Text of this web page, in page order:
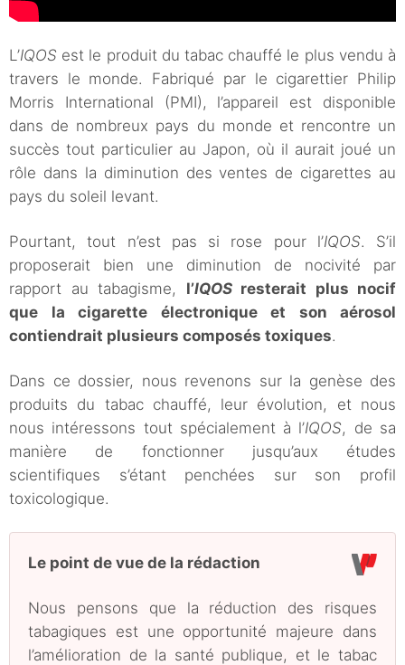
L’IQOS est le produit du tabac chauffé le plus vendu à
travers le monde. Fabriqué par le cigarettier Philip
Morris International (PMI), l’appareil est disponible
dans de nombreux pays du monde et rencontre un
succès tout particulier au Japon, où il aurait joué un
rôle dans la diminution des ventes de cigarettes au
pays du soleil levant.
Pourtant, tout n’est pas si rose pour l’IQOS. S’il
proposerait bien une diminution de nocivité par
rapport au tabagisme, l’IQOSresterait plus nocif
que la cigarette électronique et son aérosol
contiendrait plusieurs composés toxiques.
Dans ce dossier, nous revenons sur la genèse des
produits du tabac chauffé, leur évolution, et nous
nous intéressons tout spécialement à l’IQOS, de sa
manière de fonctionner jusqu’aux études
scientifiques s’étant penchées sur son profil
toxicologique.
Le point de vue de la rédaction
Nous pensons que la réduction des risques
tabagiques est une opportunité majeure dans
l’amélioration de la santé publique, et le tabac